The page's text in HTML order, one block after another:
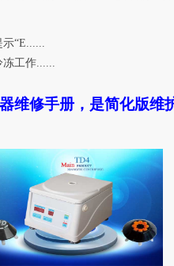
“E......
冻工作......
维修手册，是简化版